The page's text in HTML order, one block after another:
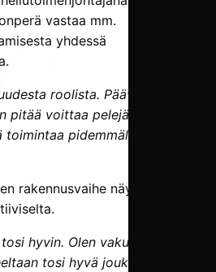
vastaa mm.
yhdessä
roolista. Päävalmentajana
pitää voittaa pelejä, mutta tässä
pidemmällä
rakennusvaihe näyttää
hyvin. Olen vakuuttunut, että
tosi hyvä joukkue.